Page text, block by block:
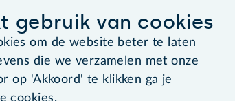
gebruik van cookies
om de website beter te laten
die we verzamelen met onze
op 'Akkoord' te klikken ga je
cookies.